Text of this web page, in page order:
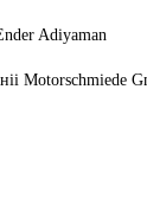
Adiyaman
Motorschmiede